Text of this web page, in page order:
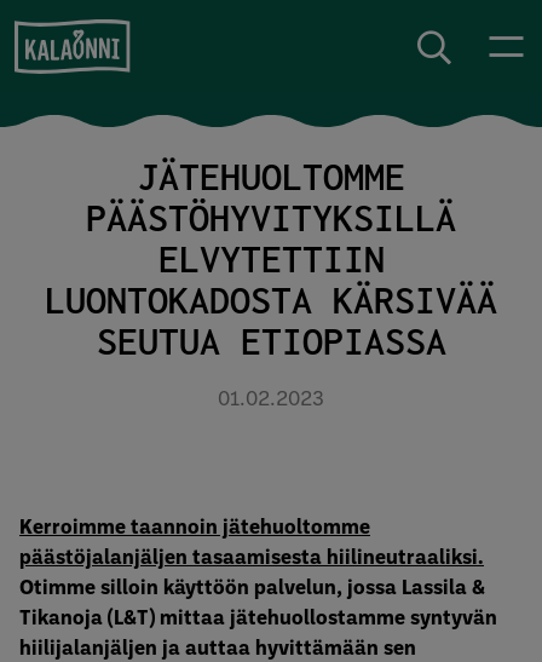
Siirry sisältöön
JÄTEHUOLTOMME
PÄÄSTÖHYVITYKSILLÄ
ELVYTETTIIN
LUONTOKADOSTA KÄRSIVÄÄ
SEUTUA ETIOPIASSA
01.02.2023
Kerroimme taannoin jätehuoltomme
päästöjalanjäljen tasaamisesta hiilineutraaliksi.
Otimme silloin käyttöön palvelun, jossa Lassila &
Tikanoja (L&T) mittaa jätehuollostamme syntyvän
hiilijalanjäljen ja auttaa hyvittämään sen